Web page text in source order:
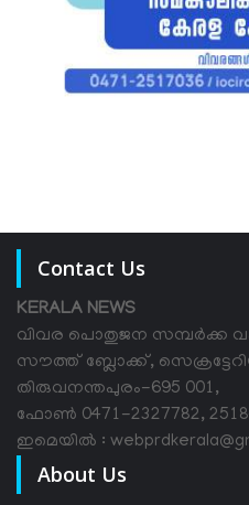
Contact Us
KERALA NEWS
വിവര പൊതുജന സമ്പര്‍ക്ക
സൗത്ത് ബ്ലോക്ക്,
തിരുവനന്തപുരം-695 001,
ഫോൺ 0471-2327782,
ഇമെയിൽ :
About Us